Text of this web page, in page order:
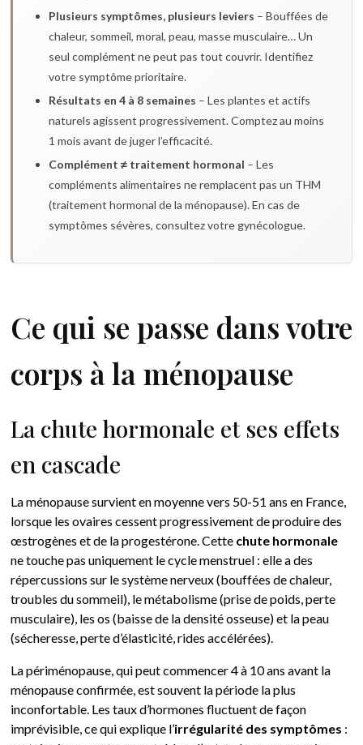
Plusieurs symptômes, plusieurs leviers – Bouffées de
chaleur, sommeil, moral, peau, masse musculaire… Un
seul complément ne peut pas tout couvrir. Identifiez
votre symptôme prioritaire.
Résultats en 4 à 8 semaines – Les plantes et actifs
naturels agissent progressivement. Comptez au moins
1 mois avant de juger l’efficacité.
Complément ≠ traitement hormonal – Les
compléments alimentaires ne remplacent pas un THM
(traitement hormonal de la ménopause). En cas de
symptômes sévères, consultez votre gynécologue.
Ce qui se passe dans votre
corps à la ménopause
La chute hormonale et ses effets
en cascade
La ménopause survient en moyenne vers 50-51 ans en France,
lorsque les ovaires cessent progressivement de produire des
œstrogènes et de la progestérone. Cette chute hormonale
ne touche pas uniquement le cycle menstruel : elle a des
répercussions sur le système nerveux (bouffées de chaleur,
troubles du sommeil), le métabolisme (prise de poids, perte
musculaire), les os (baisse de la densité osseuse) et la peau
(sécheresse, perte d’élasticité, rides accélérées).
La périménopause, qui peut commencer 4 à 10 ans avant la
ménopause confirmée, est souvent la période la plus
inconfortable. Les taux d’hormones fluctuent de façon
imprévisible, ce qui explique l’irrégularité des symptômes :